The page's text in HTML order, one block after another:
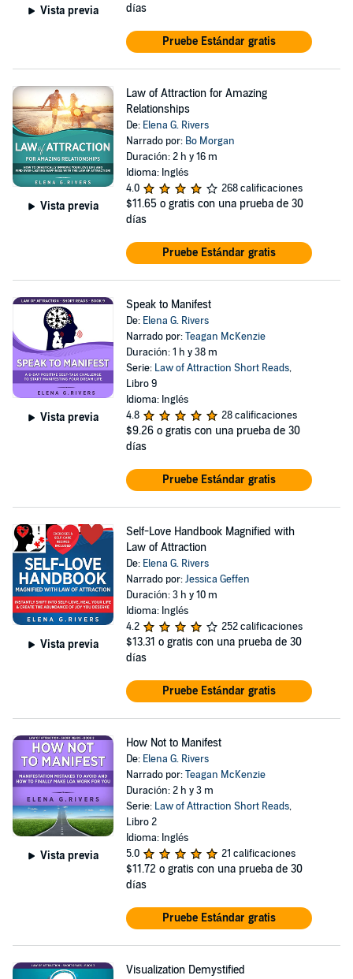
Vista previa
días
Pruebe Estándar gratis
Vista previa
Law of Attraction for Amazing
Relationships
De: Elena G. Rivers
Narrado por: Bo Morgan
Duración: 2 h y 16 m
Idioma: Inglés
4.0
268 calificaciones
$11.65 o gratis con una prueba de 30
días
Pruebe Estándar gratis
Vista previa
Speak to Manifest
De: Elena G. Rivers
Narrado por:Teagan McKenzie
Duración: 1 h y 38 m
Serie: Law of Attraction Short Reads,
Libro 9
Idioma: Inglés
4.8
28 calificaciones
$9.26 o gratis con una prueba de 30
días
Pruebe Estándar gratis
Vista previa
Self-Love Handbook Magnified with
Law of Attraction
De: Elena G. Rivers
Narrado por:Jessica Geffen
Duración: 3 h y 10 m
Idioma: Inglés
4.2
252 calificaciones
$13.31 o gratis con una prueba de 30
días
Pruebe Estándar gratis
Vista previa
How Not to Manifest
De: Elena G. Rivers
Narrado por:Teagan McKenzie
Duración: 2 h y 3 m
Serie: Law of Attraction Short Reads,
Libro 2
Idioma: Inglés
5.0
21 calificaciones
$11.72 o gratis con una prueba de 30
días
Pruebe Estándar gratis
Visualization Demystified